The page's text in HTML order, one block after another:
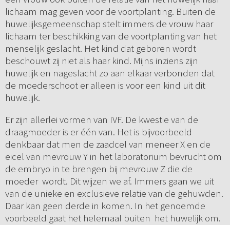
lichaam mag geven voor de voortplanting. Buiten de
huwelijksgemeenschap stelt immers de vrouw haar
lichaam ter beschikking van de voortplanting van het
menselijk geslacht. Het kind dat geboren wordt
beschouwt zij niet als haar kind. Mijns inziens zijn
huwelijk en nageslacht zo aan elkaar verbonden dat
de moederschoot er alleen is voor een kind uit dit
huwelijk.
Er zijn allerlei vormen van IVF. De kwestie van de
draagmoeder is er één van. Het is bijvoorbeeld
denkbaar dat men de zaadcel van meneer X en de
eicel van mevrouw Y in het laboratorium bevrucht om
de embryo in te brengen bij mevrouw Z die de
moeder wordt. Dit wijzen we af. Immers gaan we uit
van de unieke en exclusieve relatie van de gehuwden.
Daar kan geen derde in komen. In het genoemde
voorbeeld gaat het helemaal buiten het huwelijk om.